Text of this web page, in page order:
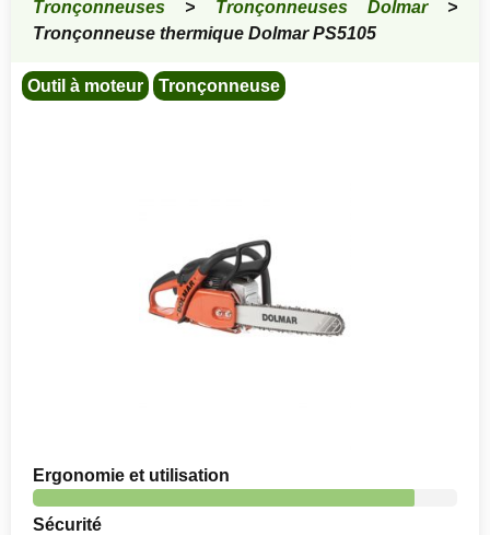
Tronçonneuses > Tronçonneuses Dolmar>
Tronçonneuse thermique Dolmar PS5105
Outil à moteur Tronçonneuse
Ergonomie et utilisation
Sécurité